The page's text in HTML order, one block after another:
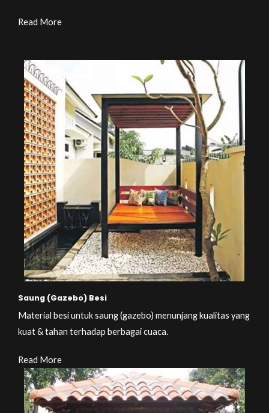
Read More
Saung (Gazebo) Besi
Material besi untuk saung (gazebo) menunjang kualitas yang
kuat & tahan terhadap berbagai cuaca.
Read More